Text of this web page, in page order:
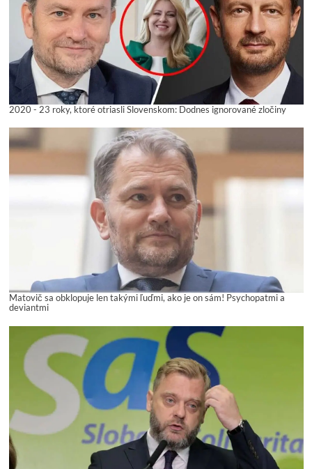
2020 - 23 roky, ktoré otriasli Slovenskom: Dodnes ignorované zločiny
Matovič sa obklopuje len takými ľuďmi, ako je on sám! Psychopatmi a
deviantmi